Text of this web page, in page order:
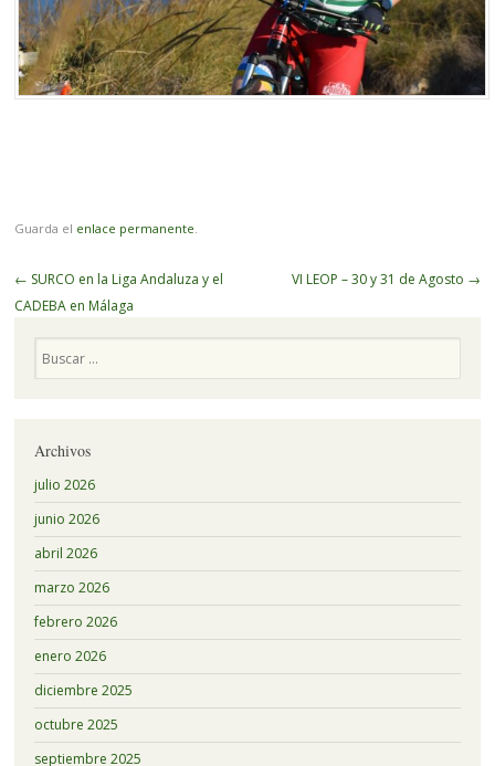
Guarda el enlace permanente.
Navegador
de
← SURCO en la Liga Andaluza y el
CADEBA en Málaga
VI LEOP – 30 y 31 de Agosto →
Archivos
julio 2026
junio 2026
abril 2026
marzo 2026
febrero 2026
enero 2026
diciembre 2025
octubre 2025
septiembre 2025